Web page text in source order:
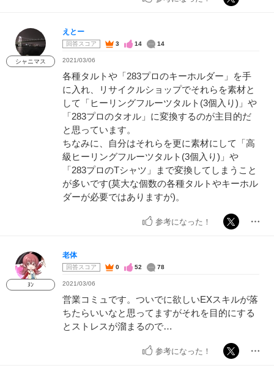
シャニマス
えとー
回答スコア 3 14 14
2021/03/06
各種タルトや「283プロのキーホルダー」を手
に入れ、リサイクルショップでそれらを素材と
して「ヒーリングフルーツタルト(3個入り)」や
「283プロのタオル」に変換するのが主目的だ
と思っています。
ちなみに、自分はそれらを更に素材にして「高
級ヒーリングフルーツタルト(3個入り)」や
「283プロのTシャツ」まで変換してしまうこと
が多いです(莫大な個数の各種タルトやキーホル
ダーが必要ではありますが)。
参考になった！
ﾇﾝ
老体
回答スコア 0 52 78
2021/03/06
営業コミュです。ついでに欲しいEXスキルが落
ちたらいいなと思ってますがそれを目的にする
とストレスが溜まるので…
参考になった！